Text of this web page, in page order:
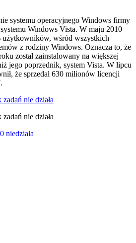
systemu operacyjnego Windows firmy
Windows Vista. W maju 2010
użytkowników, wśród wszystkich
z rodziny Windows. Oznacza to, że
został zainstalowany na większej
jego poprzednik, system Vista. W lipcu
że sprzedał 630 milionów licencji
nie działa
nie działa